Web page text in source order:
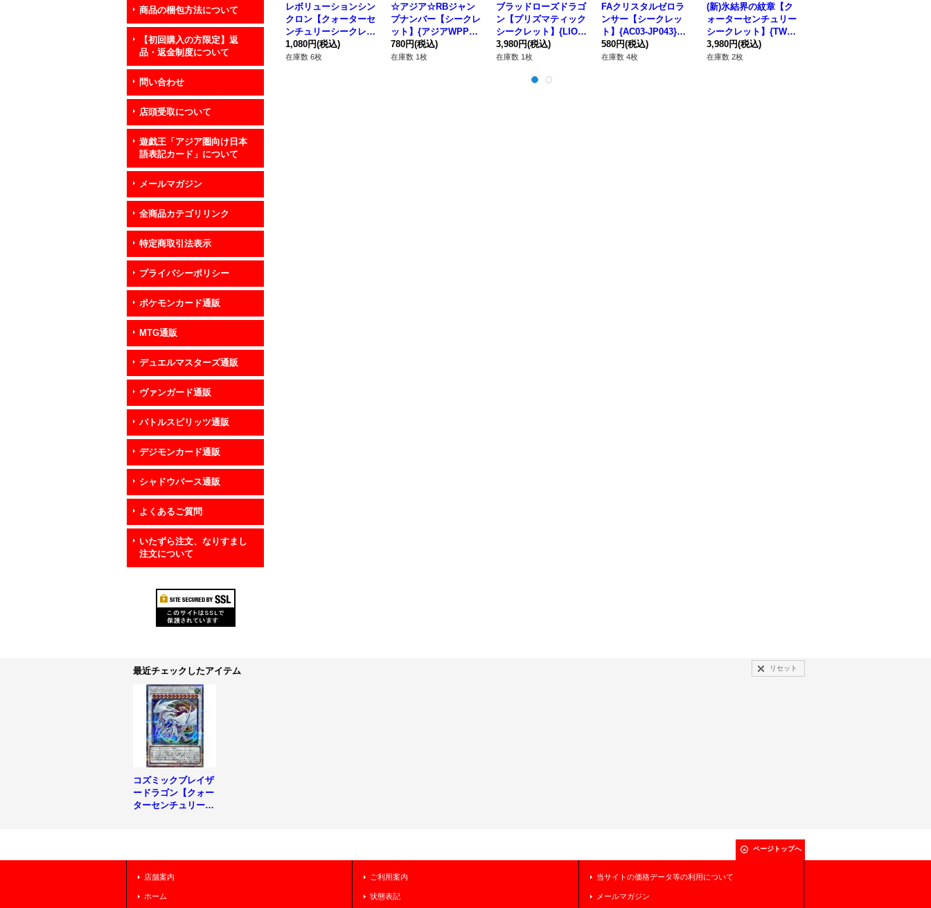
商品の梱包方法について
【初回購入の方限定】返
品・返金制度について
問い合わせ
店頭受取について
遊戯王「アジア圏向け日本
語表記カード」について
メールマガジン
全商品カテゴリリンク
特定商取引法表示
プライバシーポリシー
ポケモンカード通販
MTG通販
デュエルマスターズ通販
ヴァンガード通販
バトルスピリッツ通販
デジモンカード通販
シャドウバース通販
よくあるご質問
いたずら注文、なりすまし
注文について
レボリューションシン
クロン【クォーターセ
ンチュリーシークレッ
ト】{QCCU-JP048}
《モンスター》
1,080円(税込)
在庫数 6枚
☆アジア☆RBジャン
プナンバー【シークレ
ット】{アジアWPP7-J
P022}《魔法》
780円(税込)
在庫数 1枚
ブラッドローズドラゴ
ン【プリズマティック
シークレット】{LIOV-
JP035}《シンクロ》
3,980円(税込)
在庫数 1枚
FAクリスタルゼロラ
ンサー【シークレッ
ト】{AC03-JP043}
《エクシーズ》
580円(税込)
在庫数 4枚
(新)氷結界の紋章【ク
ォーターセンチュリー
シークレット】{TW01
-JP042}《魔法》
3,980円(税込)
在庫数 2枚
最近チェックしたアイテム リセット
コズミックブレイザ
ードラゴン【クォー
ターセンチュリーシ
ページトップへ
店舗案内
ホーム
ご利用案内
状態表記
当サイトの価格データ等の利用について
メールマガジン